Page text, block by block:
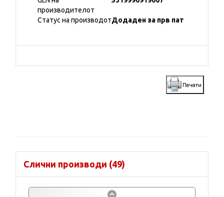
производителот
Статус на производотДодаден за прв пат
Слични производи (49)